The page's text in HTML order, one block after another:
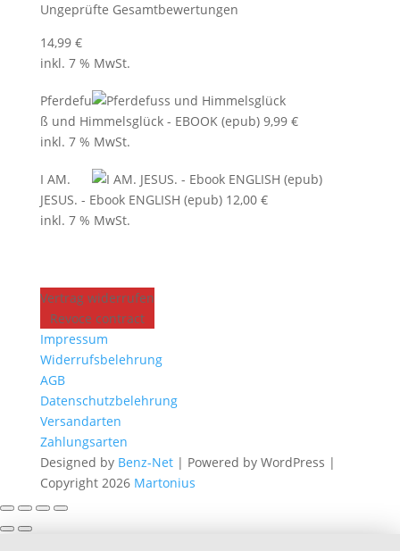
Ungeprüfte Gesamtbewertungen
14,99 €
inkl. 7 % MwSt.
Pferdefu
ß und Himmelsglück - EBOOK (epub) 9,99 €
inkl. 7 % MwSt.
I AM.
JESUS. - Ebook ENGLISH (epub) 12,00 €
inkl. 7 % MwSt.
Vertrag widerrufen
Revoce contract
Impressum
Widerrufsbelehrung
AGB
Datenschutzbelehrung
Versandarten
Zahlungsarten
Designed by Benz-Net| Powered by WordPress |
Copyright 2026Martonius